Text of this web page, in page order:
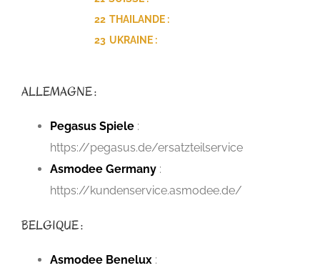
22 THAILANDE :
23 UKRAINE :
ALLEMAGNE :
Pegasus Spiele :
https://pegasus.de/ersatzteilservice
Asmodee Germany :
https://kundenservice.asmodee.de/
BELGIQUE :
Asmodee Benelux :